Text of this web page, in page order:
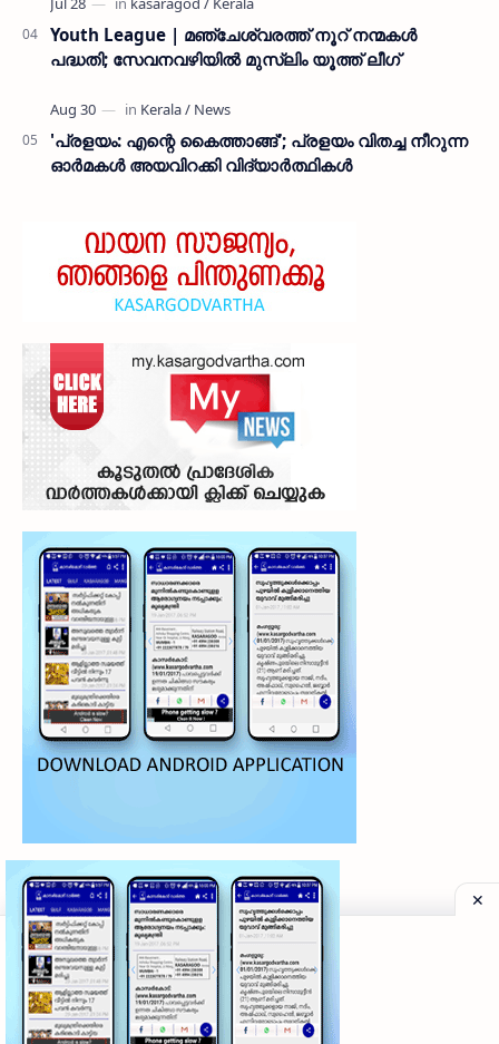
Youth League | മഞ്ചേശ്വരത്ത് നൂറ് നന്മകൾ
പദ്ധതി; സേവനവഴിയിൽ മുസ്ലിം യൂത്ത് ലീഗ്
'പ്രളയം: എന്റെ കൈത്താങ്ങ്'; പ്രളയം വിതച്ച നീറുന്ന
ഓര്‍മകള്‍ അയവിറക്കി വിദ്യാര്‍ത്ഥികള്‍
©2026‧My Kasaragod Vartha | LATEST KASARAGOD
Privacy Policy
Grievance Redressal